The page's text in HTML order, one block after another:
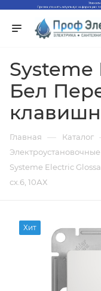
Systeme
Бел
Главная — Каталог
Systeme Electric
сх.6, 10АХ
Хит